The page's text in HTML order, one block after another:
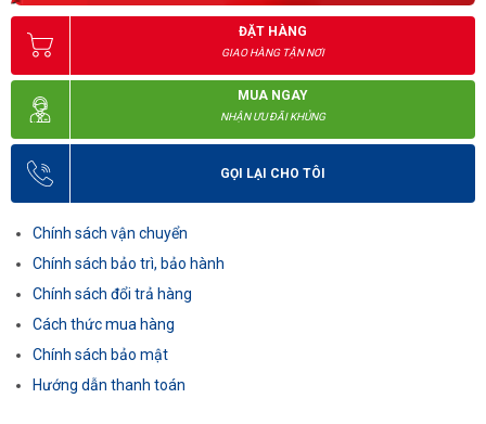
ĐẶT HÀNG
GIAO HÀNG TẬN NƠI
MUA NGAY
NHẬN ƯU ĐÃI KHỦNG
GỌI LẠI CHO TÔI
Chính sách vận chuyển
Chính sách bảo trì, bảo hành
Chính sách đổi trả hàng
Cách thức mua hàng
Chính sách bảo mật
Hướng dẫn thanh toán